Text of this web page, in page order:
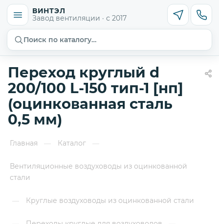
ВИНТЭЛ
Завод вентиляции · с 2017
Поиск по каталогу…
Переход круглый d
200/100 L-150 тип-1 [нп]
(оцинкованная сталь
0,5 мм)
Главная — Каталог —
Вентиляционные воздуховоды из оцинкованной
стали
— Круглые воздуховоды из оцинкованной стали